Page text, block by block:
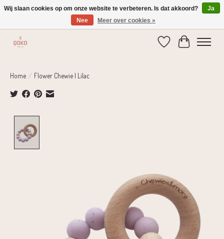
Verzending 1-2 dagen | Gratis verzending vanaf € 75,-
Verlanglijst
Home / Flower Chewie | Lilac
Wij slaan cookies op om onze website te verbeteren. Is dat akkoord?
Ja
Nee
Meer over cookies »